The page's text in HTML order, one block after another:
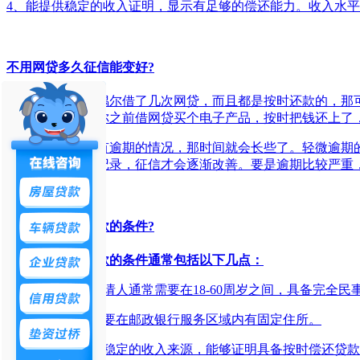
4、能提供稳定的收入证明，显示有足够的偿还能力。收入水
不用网贷多久征信能变好?
如果之前你只是偶尔借了几次网贷，而且都是按时还款的，
状态了。比如说你之前借网贷买个电子产品，按时把钱还上
但要是之前网贷有逾期的情况，那时间就会长些了。轻微逾
覆盖之前的不良记录，征信才会逐渐改善。要是逾期比较严
邮政银行信用贷款的条件?
邮政银行信用贷款的条件通常包括以下几点：
1、年龄要求：申请人通常需要在18-60周岁之间，具备完全民
2、居住条件：需要在邮政银行服务区域内有固定住所。
3、收入要求：有稳定的收入来源，能够证明具备按时偿还贷